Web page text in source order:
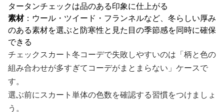
タータンチェックは品のある印象に仕上がる
素材：ウール・ツイード・フランネルなど、冬らしい厚み
のある素材を選ぶと防寒性と見た目の季節感を同時に確保
できる
チェックスカート冬コーデで失敗しやすいのは「柄と色の
組み合わせが多すぎてコーデがまとまらない」ケースで
す。
選ぶ前にスカート単体の色数を確認する習慣をつけましょ
う。